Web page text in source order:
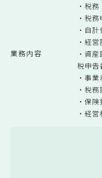
業務内容
・税
・税
・自
・経
・資
税申告
・事
・税
・保
・経